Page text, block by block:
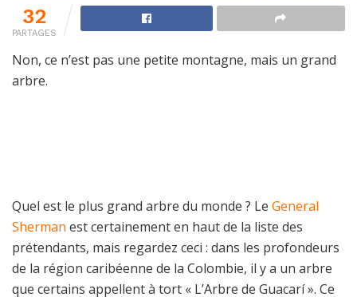
32
PARTAGES
Non, ce n’est pas une petite montagne, mais un grand
arbre.
Quel est le plus grand arbre du monde ? Le General
Sherman est certainement en haut de la liste des
prétendants, mais regardez ceci : dans les profondeurs
de la région caribéenne de la Colombie, il y a un arbre
que certains appellent à tort « L’Arbre de Guacarí ». Ce